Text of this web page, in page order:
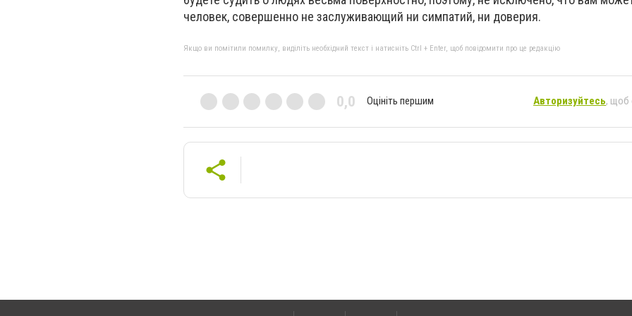
человек, совершенно не заслуживающий ни симпатий, ни доверия.
Якщо ви помітили помилку, виділіть необхідний текст і натисніть Ctrl + Enter, щоб повідомити про це редакцію
0,0 Оцініть першим Авторизуйтесь, щоб